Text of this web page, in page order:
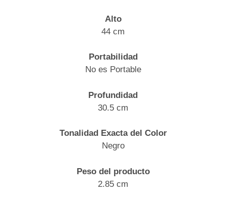
Alto
44 cm
Portabilidad
No es Portable
Profundidad
30.5 cm
Tonalidad Exacta del Color
Negro
Peso del producto
2.85 cm